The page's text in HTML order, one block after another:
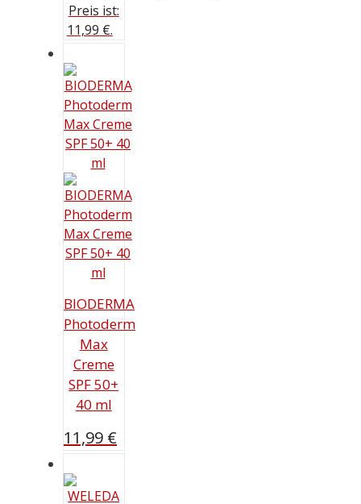
Preis ist:
11,99 €.
BIODERMA
Photoderm
Max
Creme
SPF 50+
40 ml
11,99 €